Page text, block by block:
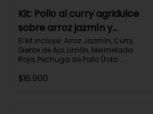
Carbohidratos 79g | Grasas 21g |
Proteínas 42g
Kit: Pollo al curry agridulce
sobre arroz jazmín y
zucchini horneado-148
El kit incluye: Arroz Jazmín, Curry,
Diente de Ajo, Limón, Mermelada
Roja, Pechuga de Pollo (foto
Verde, Receta Impresa.
$16.900